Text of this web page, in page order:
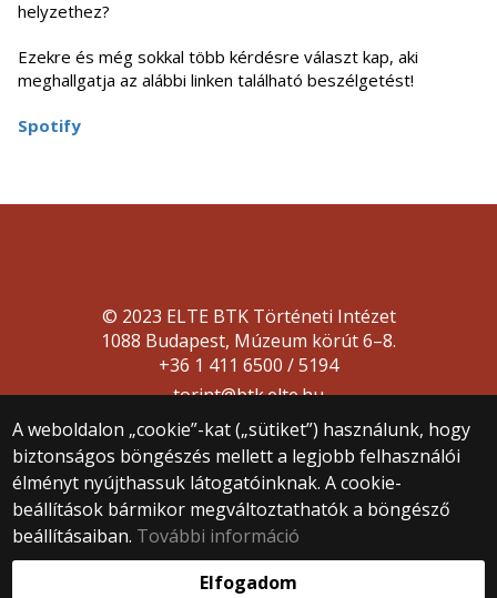
helyzethez?
Ezekre és még sokkal több kérdésre választ kap, aki
meghallgatja az alábbi linken található beszélgetést!
Spotify
A weboldalon „cookie”-kat („sütiket”) használunk, hogy
biztonságos böngészés mellett a legjobb felhasználói
élményt nyújthassuk látogatóinknak. A cookie-
beállítások bármikor megváltoztathatók a böngésző
beállításaiban. További információ
Elfogadom
© 2023 ELTE BTK Történeti Intézet
1088 Budapest, Múzeum körút 6–8.
+36 1 411 6500 / 5194
torint@btk.elte.hu
Webfejlesztés: